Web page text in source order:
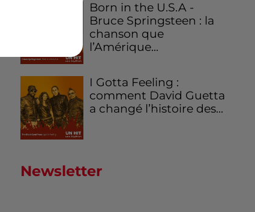
Born in the U.S.A -
Bruce Springsteen : la
chanson que
l’Amérique...
I Gotta Feeling :
comment David Guetta
a changé l’histoire des...
Newsletter